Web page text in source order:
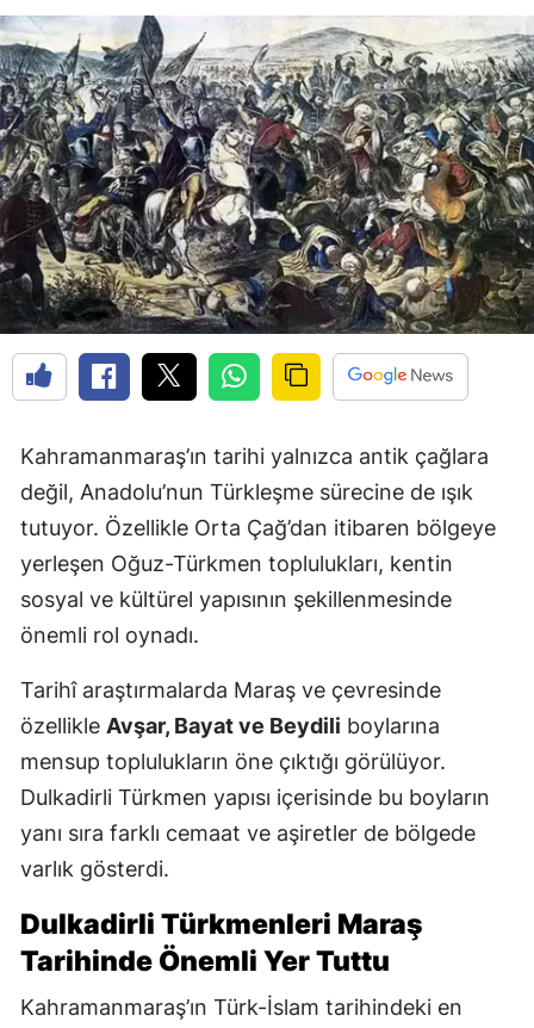
Kahramanmaraş’ın tarihi yalnızca antik çağlara
değil, Anadolu’nun Türkleşme sürecine de ışık
tutuyor. Özellikle Orta Çağ’dan itibaren bölgeye
yerleşen Oğuz-Türkmen toplulukları, kentin
sosyal ve kültürel yapısının şekillenmesinde
önemli rol oynadı.
Tarihî araştırmalarda Maraş ve çevresinde
özellikle Avşar, Bayat ve Beydili boylarına
mensup toplulukların öne çıktığı görülüyor.
Dulkadirli Türkmen yapısı içerisinde bu boyların
yanı sıra farklı cemaat ve aşiretler de bölgede
varlık gösterdi.
Dulkadirli Türkmenleri Maraş
Tarihinde Önemli Yer Tuttu
Kahramanmaraş’ın Türk-İslam tarihindeki en